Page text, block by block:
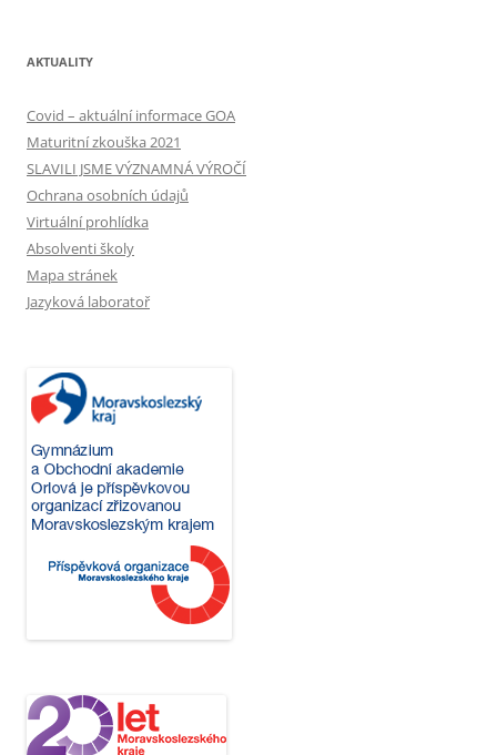
AKTUALITY
Covid – aktuální informace GOA
Maturitní zkouška 2021
SLAVILI JSME VÝZNAMNÁ VÝROČÍ
Ochrana osobních údajů
Virtuální prohlídka
Absolventi školy
Mapa stránek
Jazyková laboratoř